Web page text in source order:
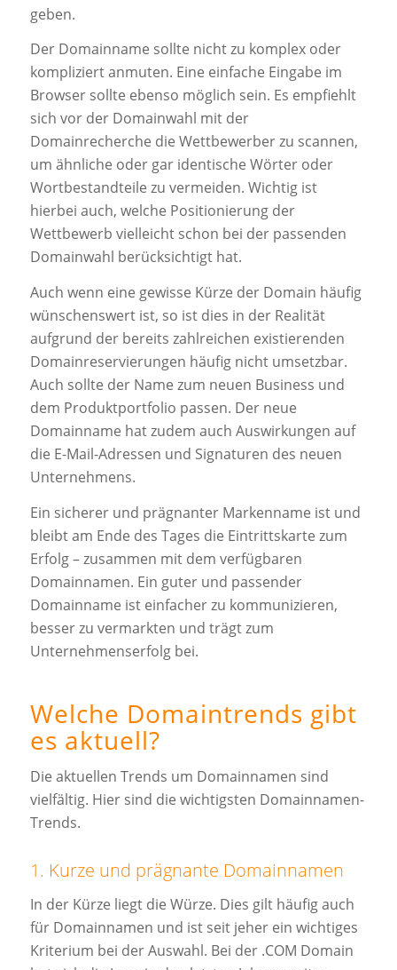
geben.
Der Domainname sollte nicht zu komplex oder
kompliziert anmuten. Eine einfache Eingabe im
Browser sollte ebenso möglich sein. Es empfiehlt
sich vor der Domainwahl mit der
Domainrecherche die Wettbewerber zu scannen,
um ähnliche oder gar identische Wörter oder
Wortbestandteile zu vermeiden. Wichtig ist
hierbei auch, welche Positionierung der
Wettbewerb vielleicht schon bei der passenden
Domainwahl berücksichtigt hat.
Auch wenn eine gewisse Kürze der Domain häufig
wünschenswert ist, so ist dies in der Realität
aufgrund der bereits zahlreichen existierenden
Domainreservierungen häufig nicht umsetzbar.
Auch sollte der Name zum neuen Business und
dem Produktportfolio passen. Der neue
Domainname hat zudem auch Auswirkungen auf
die E-Mail-Adressen und Signaturen des neuen
Unternehmens.
Ein sicherer und prägnanter Markenname ist und
bleibt am Ende des Tages die Eintrittskarte zum
Erfolg – zusammen mit dem verfügbaren
Domainnamen. Ein guter und passender
Domainname ist einfacher zu kommunizieren,
besser zu vermarkten und trägt zum
Unternehmenserfolg bei.
Welche Domaintrends gibt
es aktuell?
Die aktuellen Trends um Domainnamen sind
vielfältig. Hier sind die wichtigsten Domainnamen-
Trends.
1. Kurze und prägnante Domainnamen
In der Kürze liegt die Würze. Dies gilt häufig auch
für Domainnamen und ist seit jeher ein wichtiges
Kriterium bei der Auswahl. Bei der .COM Domain